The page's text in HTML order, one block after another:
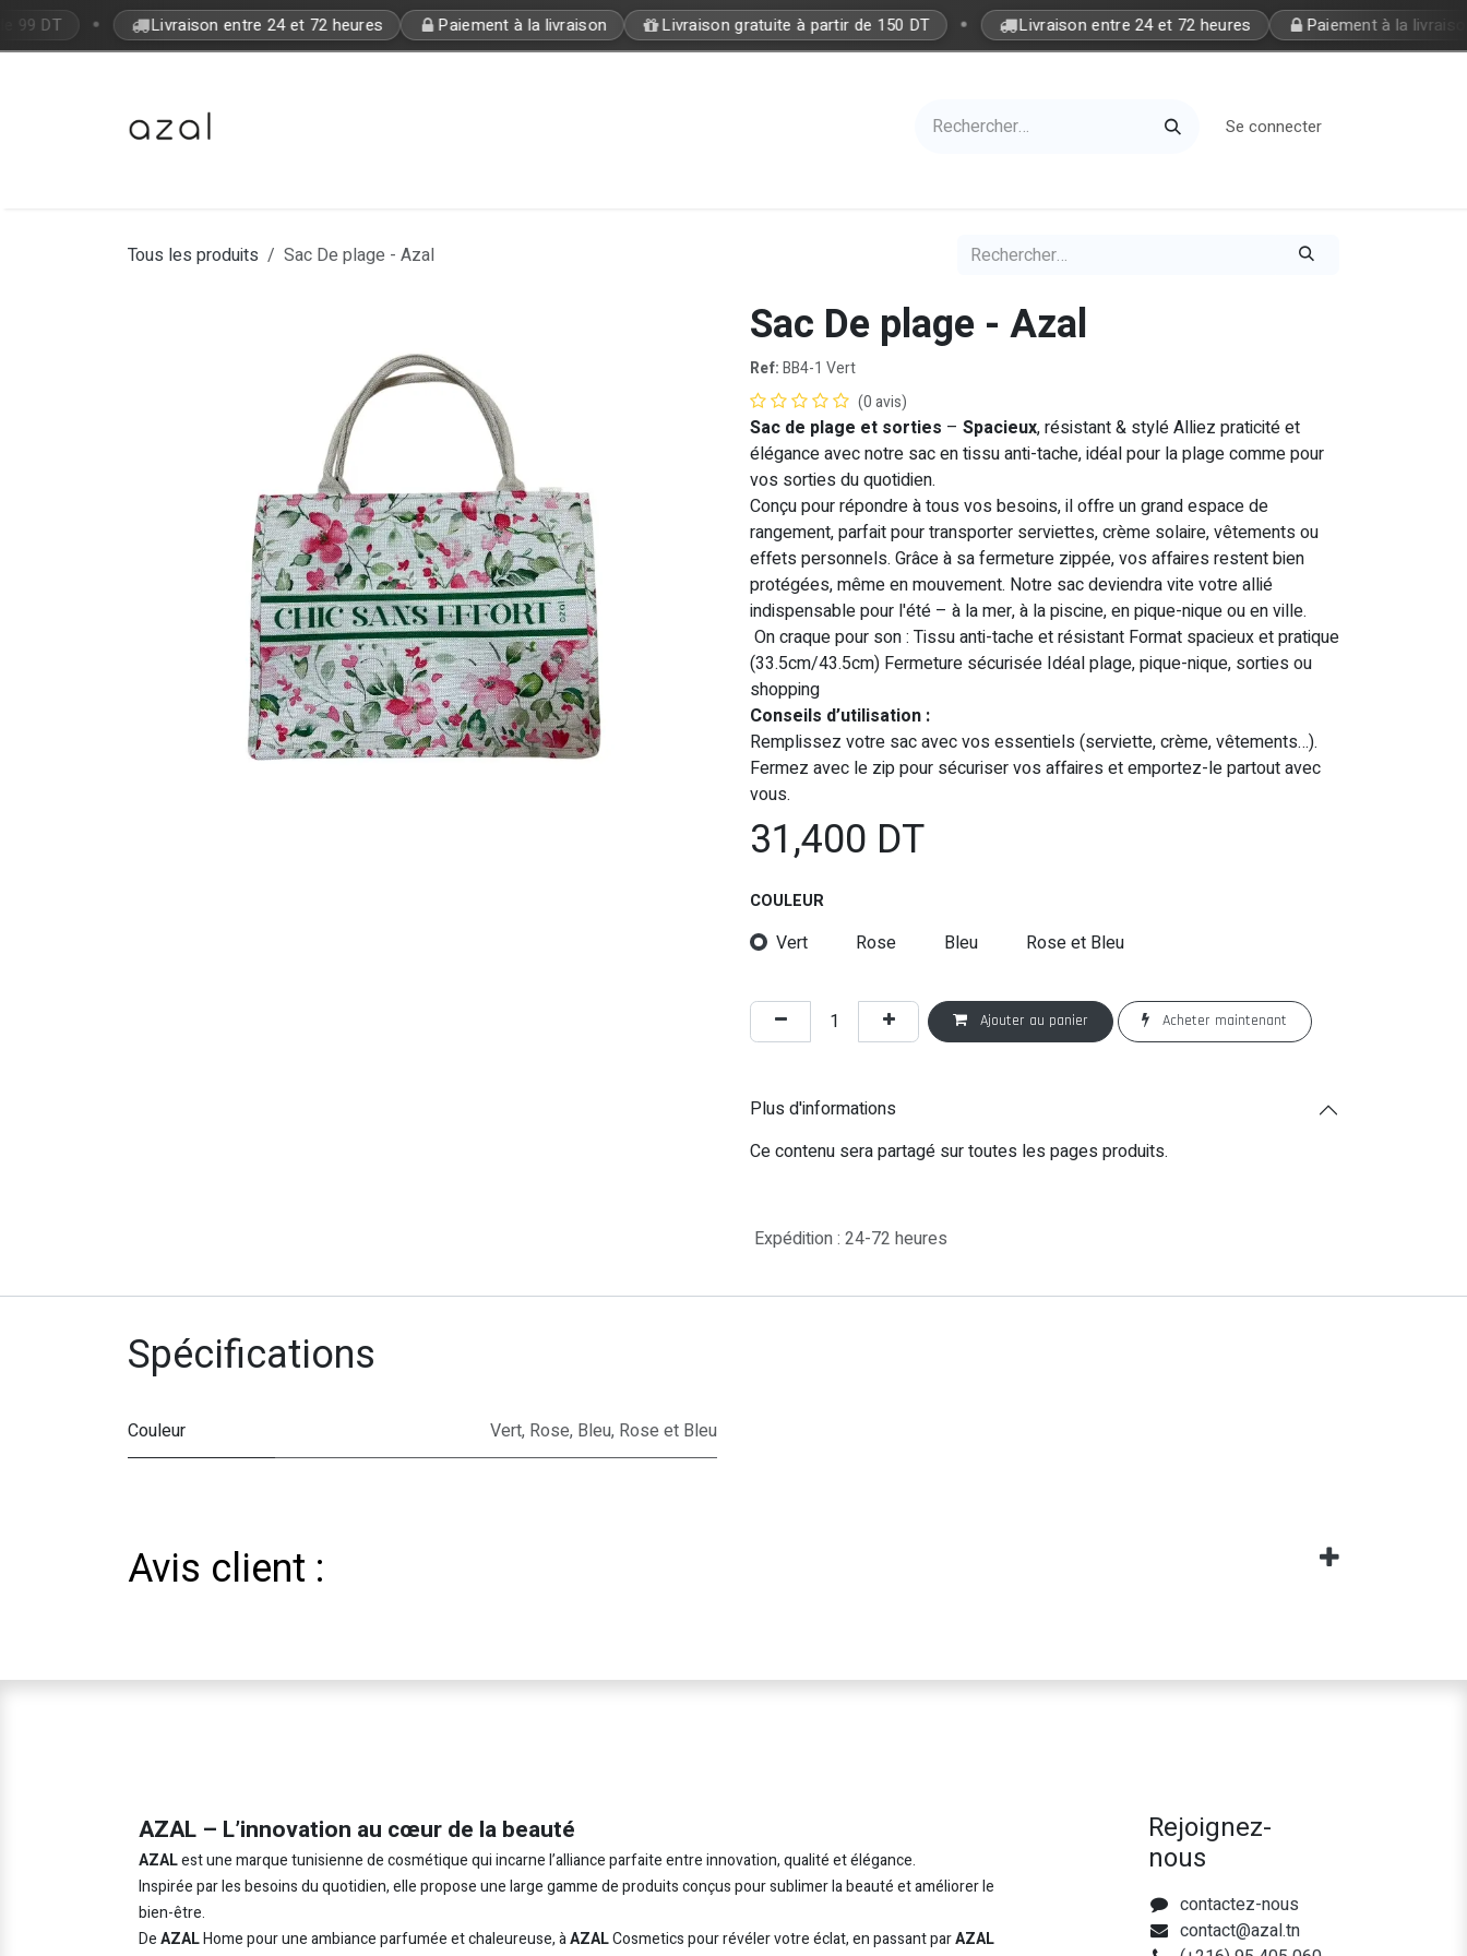
Se rendre au contenu
DT Livraison entre 24 et 72 heures Paiement à la livraison Livraison gratuite à partir de 150 DT Livraison entre 24 et 72 heures Paiement à la livraison
Se connecter
Tous les produits Sac De plage - Azal
Sac De plage - Azal
Ref:BB4-1 Vert
(0 avis)
Sac de plage et sorties – Spacieux, résistant & stylé Alliez praticité et
élégance avec notre sac en tissu anti-tache, idéal pour la plage comme pour
vos sorties du quotidien.
Conçu pour répondre à tous vos besoins, il offre un grand espace de
rangement, parfait pour transporter serviettes, crème solaire, vêtements ou
effets personnels. Grâce à sa fermeture zippée, vos affaires restent bien
protégées, même en mouvement. Notre sac deviendra vite votre allié
indispensable pour l'été – à la mer, à la piscine, en pique-nique ou en ville.
On craque pour son : Tissu anti-tache et résistant Format spacieux et pratique
(33.5cm/43.5cm) Fermeture sécurisée Idéal plage, pique-nique, sorties ou
shopping
Conseils d’utilisation :
Remplissez votre sac avec vos essentiels (serviette, crème, vêtements…).
Fermez avec le zip pour sécuriser vos affaires et emportez-le partout avec
vous.
31,400 DT
COULEUR
Vert Rose Bleu Rose et Bleu
Ajouter au panier Acheter maintenant
Plus d'informations
Ce contenu sera partagé sur toutes les pages produits.
Expédition : 24-72 heures
Spécifications
Couleur Vert, Rose, Bleu, Rose et Bleu
Avis client :
Rejoignez-
nous
contactez-nous
contact@azal.tn
AZAL – L’innovation au cœur de la beauté
AZALest une marque tunisienne de cosmétique qui incarne l’alliance parfaite entre innovation, qualité et élégance.
Inspirée par les besoins du quotidien, elle propose une large gamme de produits conçus pour sublimer la beauté et améliorer le
bien-être.
DeAZALHome pour une ambiance parfumée et chaleureuse, àAZALCosmetics pour révéler votre éclat, en passant parAZAL